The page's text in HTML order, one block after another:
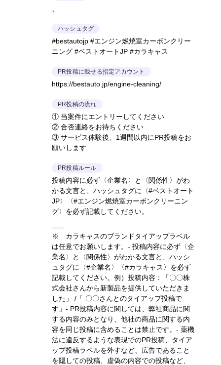
ハッシュタグ
#bestautojp #エンジン燃焼室カーボンクリー
ニング #ベストオートJP #カラキャス
PR投稿に載せる指定アカウント
https://bestauto.jp/engine-cleaning/
PR投稿の流れ
① 当案件にエントリーしてください
② 合否連絡をお待ちください
③ サービス体験後、1週間以内にPR投稿をお
願いします
PR投稿ルール
投稿内容に必ず〈企業名〉と〈関係性〉がわ
かる文言と、ハッシュタグに〈#ベストオート
JP〉〈#エンジン燃焼室カーボンクリーニン
グ〉を必ず記載してください。
※ カラキャスのブランドタイアップラベル
は任意でお願いします。- 投稿内容に必ず〈企
業名〉と〈関係性〉がわかる文言と、ハッシ
ュタグに〈#企業名〉〈#カラキャス〉を必ず
記載してください。 例）投稿内容：「〇〇株
式会社さんから新製品を提供していただきま
した」 /「 〇〇さんとのタイアップ投稿で
す」 - PR投稿内容に関しては、弊社商品に関
する内容のみとなり、他社の商品に関する内
容を同じ投稿に含めることは禁止です。- 薬機
法に違反するような表現でのPR投稿、タイア
ップ投稿ラベルを外すなど、広告であること
を隠しての投稿、虚偽の内容での投稿など、